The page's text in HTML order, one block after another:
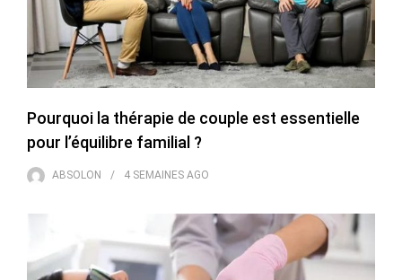
Pourquoi la thérapie de couple est essentielle
pour l’équilibre familial ?
ABSOLON 4 SEMAINES AGO